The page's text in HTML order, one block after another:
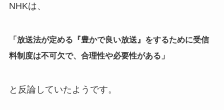
NHKは、
「放送法が定める『豊かで良い放送』をするために受信
料制度は不可欠で、合理性や必要性がある」
と反論していたようです。